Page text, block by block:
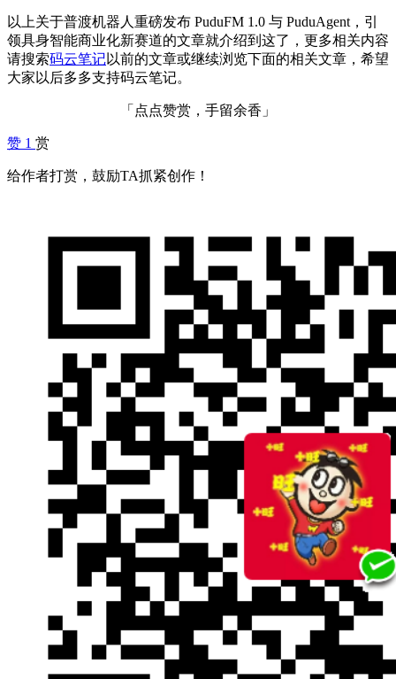
以上关于普渡机器人重磅发布 PuduFM 1.0 与 PuduAgent，引
领具身智能商业化新赛道的文章就介绍到这了，更多相关内容
请搜索码云笔记以前的文章或继续浏览下面的相关文章，希望
大家以后多多支持码云笔记。
「点点赞赏，手留余香」
赞 1 赏
给作者打赏，鼓励TA抓紧创作！